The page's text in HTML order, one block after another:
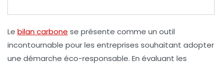
Le bilan carbone se présente comme un outil
incontournable pour les entreprises souhaitant adopter
une démarche éco-responsable. En évaluant les